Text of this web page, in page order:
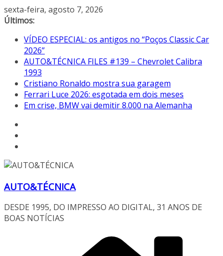
Pular
para
conteúdo
sexta-feira, agosto 7, 2026
Últimos:
VÍDEO ESPECIAL: os antigos no “Poços Classic Car
2026”
AUTO&TÉCNICA FILES #139 – Chevrolet Calibra
1993
Cristiano Ronaldo mostra sua garagem
Ferrari Luce 2026: esgotada em dois meses
Em crise, BMW vai demitir 8.000 na Alemanha
AUTO&TÉCNICA
DESDE 1995, DO IMPRESSO AO DIGITAL, 31 ANOS DE
BOAS NOTÍCIAS